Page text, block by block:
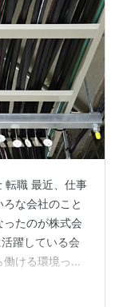
転職 最近、仕事
な会社のこと
たのが株式会
躍している会
ける環境って
される 仕事に